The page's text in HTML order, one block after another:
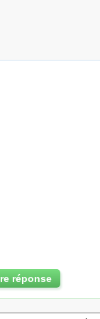
réponse